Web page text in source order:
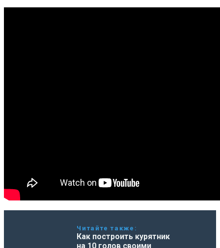
Читайте также:
Как построить курятник
на 10 голов своими